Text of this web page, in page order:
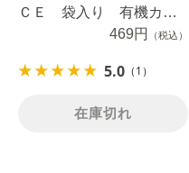
ＣＥ 袋入り 有機カル
ダモン（ホール） ５ｇ
469円 （税込）
5.0 （1）
在庫切れ